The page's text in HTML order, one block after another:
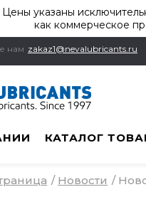
указаны
как коммерческое
нам zakaz1@nevalubricants.ru
КАТАЛОГ
/ Новости /